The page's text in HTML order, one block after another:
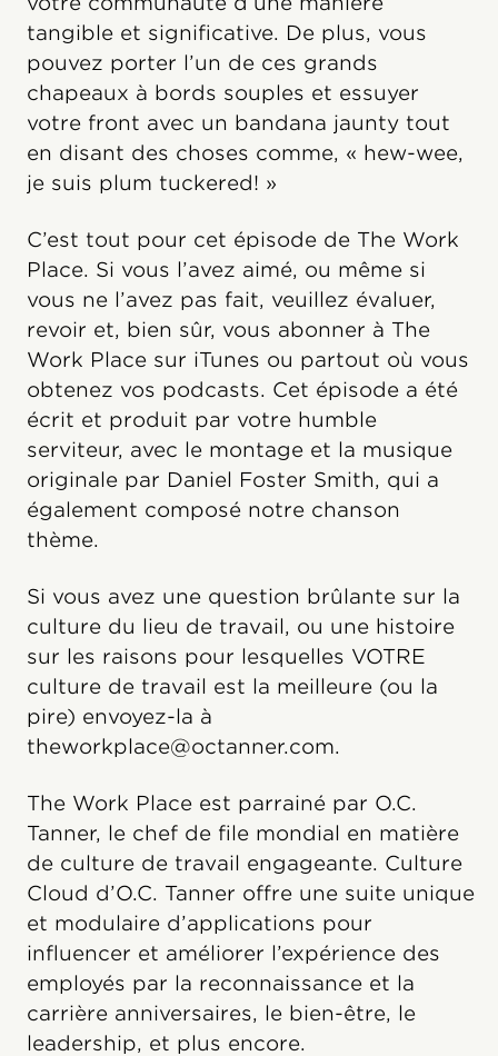
tangible et significative. De plus, vous
pouvez porter l’un de ces grands
chapeaux à bords souples et essuyer
votre front avec un bandana jaunty tout
en disant des choses comme, « hew-wee,
je suis plum tuckered! »
C’est tout pour cet épisode de The Work
Place. Si vous l’avez aimé, ou même si
vous ne l’avez pas fait, veuillez évaluer,
revoir et, bien sûr, vous abonner à The
Work Place sur iTunes ou partout où vous
obtenez vos podcasts. Cet épisode a été
écrit et produit par votre humble
serviteur, avec le montage et la musique
originale par Daniel Foster Smith, qui a
également composé notre chanson
thème.
Si vous avez une question brûlante sur la
culture du lieu de travail, ou une histoire
sur les raisons pour lesquelles VOTRE
culture de travail est la meilleure (ou la
pire) envoyez-la à
theworkplace@octanner.com.
The Work Place est parrainé par O.C.
Tanner, le chef de file mondial en matière
de culture de travail engageante. Culture
Cloud️ d’O.C. Tanner offre une suite unique
et modulaire d’applications pour
influencer et améliorer l’expérience des
employés par la reconnaissance et la
carrière anniversaires, le bien-être, le
leadership, et plus encore.